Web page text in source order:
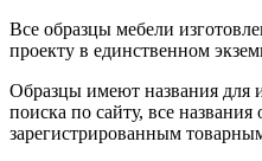
Все образцы мебели
проекту в единственном
Образцы имеют названия для
поиска по сайту, все названия
зарегистрированным